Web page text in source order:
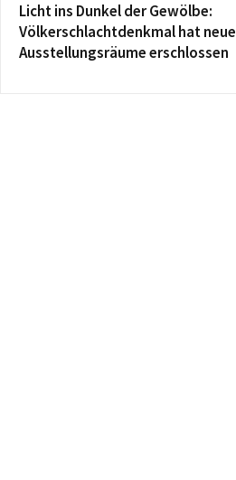
Licht ins Dunkel der Gewölbe:
Völkerschlachtdenkmal hat neue
Ausstellungsräume erschlossen